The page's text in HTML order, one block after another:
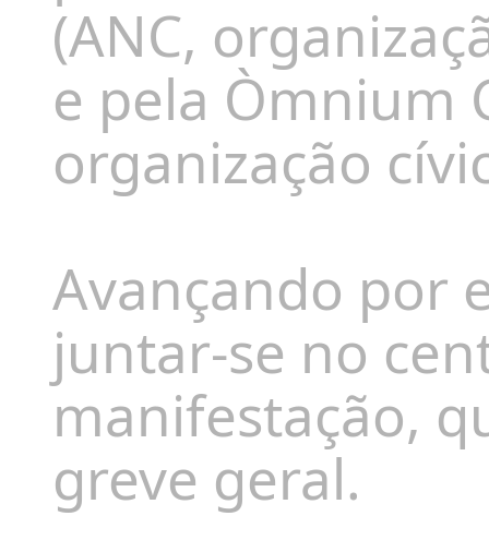
(ANC,
e pela Òmnium
organização
Avançando por
juntar-se no
manifestação,
greve geral.